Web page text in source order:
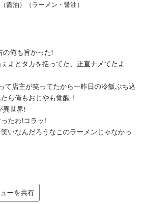
醤油）（ラーメン・醤油）
の俺も旨かった!
よとタカを括ってた、正直ナメてたよ
て店主が笑ってたから一昨日の冷飯ぶち込
ら俺もおじやも覚醒！
異世界!
たわ!コラッ!
いなんだろうなこのラーメンじゃなかっ
ーを共有